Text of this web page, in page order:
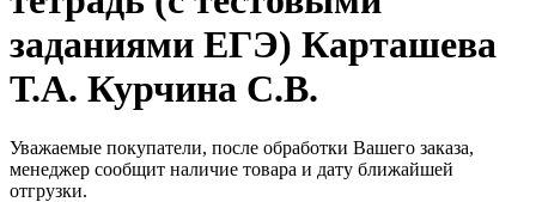
заданиями ЕГЭ) Карташева
Т.А. Курчина С.В.
Уважаемые покупатели, после обработки Вашего заказа,
менеджер сообщит наличие товара и дату ближайшей
отгрузки.